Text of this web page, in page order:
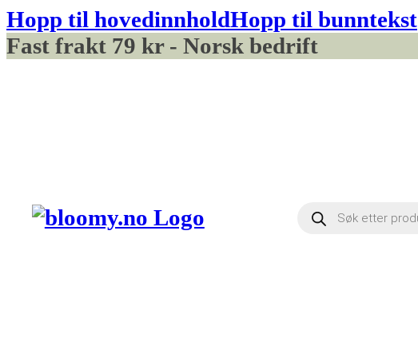
Hopp til hovedinnholdHopp til bunntekst
Fast frakt 79 kr - Norsk bedrift
Products
search